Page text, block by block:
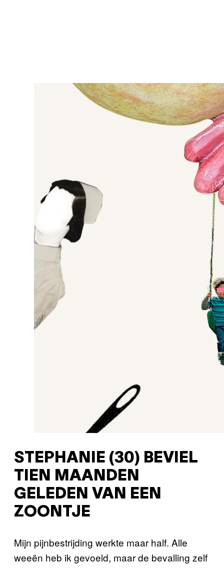
STEPHANIE (30) BEVIEL
TIEN MAANDEN
GELEDEN VAN EEN
ZOONTJE
Mijn pijnbestrijding werkte maar half. Alle
weeën heb ik gevoeld, maar de bevalling zelf